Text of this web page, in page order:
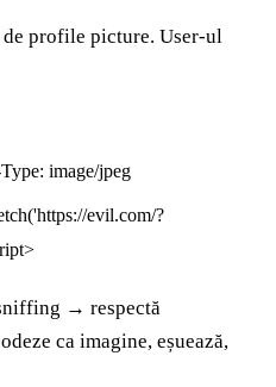
profile picture. User-ul
image/jpeg
evil.com/?
→ respectă
ca imagine, eșuează,